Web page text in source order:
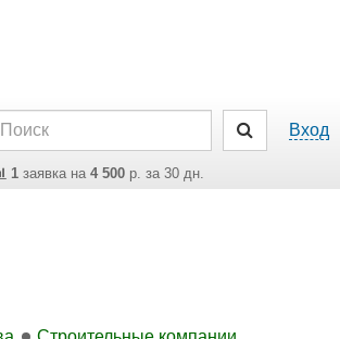
Вход
1заявка на 4 500р. за 30 дн.